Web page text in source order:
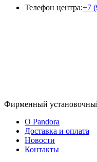
Телефон центра:+7
Фирменный
O Pandora
Доставка и оплата
Новости
Контакты